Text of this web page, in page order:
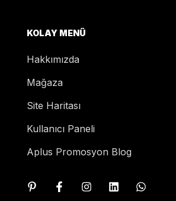
KOLAY MENÜ
Hakkımızda
Mağaza
Site Haritası
Kullanıcı Paneli
Aplus Promosyon Blog